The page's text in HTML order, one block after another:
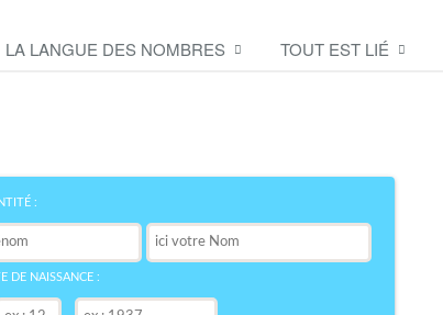
LA LANGUE DES NOMBRES TOUT EST LIÉ
:
DE NAISSANCE :